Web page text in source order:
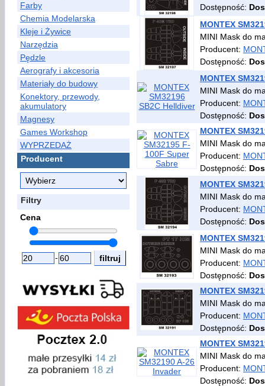
Farby
Chemia Modelarska
Kleje i Żywice
Narzędzia
Pędzle
Aerografy i akcesoria
Materiały do budowy
Konektory, przewody,
akumulatory
Magnesy
Games Workshop
WYPRZEDAŻ
Producent
Filtry
Cena
-
Dostępność:
MONTEX
MINI Mask do
Producent:
Dostępność:
MONTEX
MINI Mask do
Producent:
Dostępność:
MONTEX
MINI Mask do
Producent:
Dostępność:
MONTEX
MINI Mask do
Producent:
Dostępność:
MONTEX
MINI Mask do
Producent:
Dostępność:
MONTEX
MINI Mask do
Producent:
Dostępność:
MONTEX
MINI Mask do
Producent:
Dostępność: